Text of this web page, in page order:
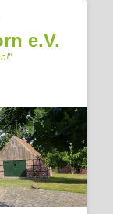
e.V.